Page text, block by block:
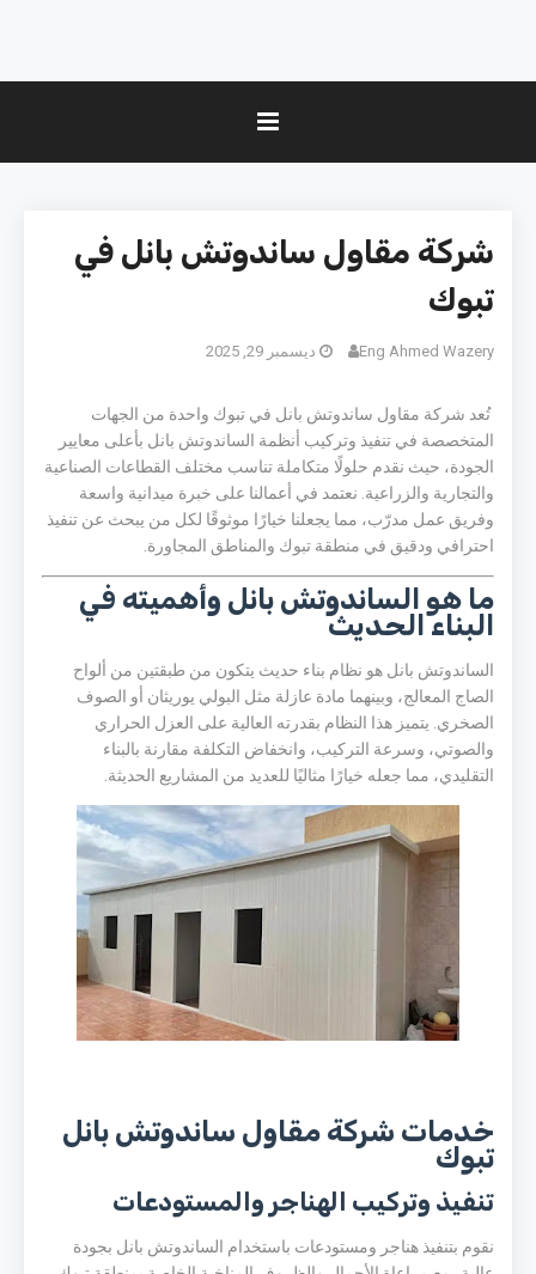
شركة مقاول ساندوتش بانل في
تبوك
Eng Ahmed Wazery ديسمبر 29, 2025
تُعد شركة مقاول ساندوتش بانل في تبوك واحدة من الجهات
المتخصصة في تنفيذ وتركيب أنظمة الساندوتش بانل بأعلى معايير
الجودة، حيث نقدم حلولًا متكاملة تناسب مختلف القطاعات الصناعية
والتجارية والزراعية. نعتمد في أعمالنا على خبرة ميدانية واسعة
وفريق عمل مدرّب، مما يجعلنا خيارًا موثوقًا لكل من يبحث عن تنفيذ
احترافي ودقيق في منطقة تبوك والمناطق المجاورة.
ما هو الساندوتش بانل وأهميته في
البناء الحديث
الساندوتش بانل هو نظام بناء حديث يتكون من طبقتين من ألواح
الصاج المعالج، وبينهما مادة عازلة مثل البولي يوريثان أو الصوف
الصخري. يتميز هذا النظام بقدرته العالية على العزل الحراري
والصوتي، وسرعة التركيب، وانخفاض التكلفة مقارنة بالبناء
التقليدي، مما جعله خيارًا مثاليًا للعديد من المشاريع الحديثة.
خدمات شركة مقاول ساندوتش بانل
تبوك
تنفيذ وتركيب الهناجر والمستودعات
نقوم بتنفيذ هناجر ومستودعات باستخدام الساندوتش بانل بجودة